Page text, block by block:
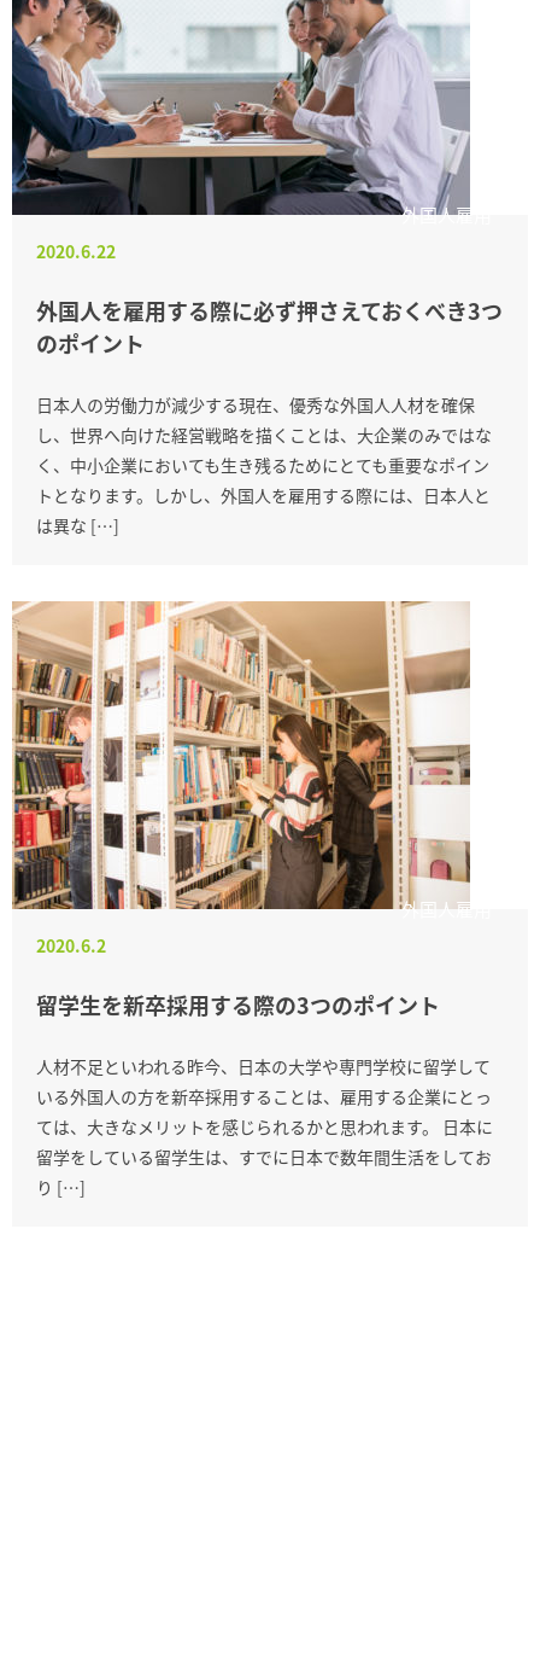
外国人雇用
2020.6.22
外国人を雇用する際に必ず押さえておくべき3つ
のポイント
日本人の労働力が減少する現在、優秀な外国人人材を確保
し、世界へ向けた経営戦略を描くことは、大企業のみではな
く、中小企業においても生き残るためにとても重要なポイン
トとなります。しかし、外国人を雇用する際には、日本人と
は異な […]
外国人雇用
2020.6.2
留学生を新卒採用する際の3つのポイント
人材不足といわれる昨今、日本の大学や専門学校に留学して
いる外国人の方を新卒採用することは、雇用する企業にとっ
ては、大きなメリットを感じられるかと思われます。 日本に
留学をしている留学生は、すでに日本で数年間生活をしてお
り […]